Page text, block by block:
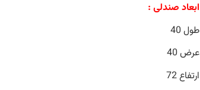
ابعاد صندلی :
طول 40
عرض 40
ارتفاع 72